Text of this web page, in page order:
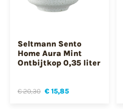
Seltmann Sento
Home Aura Mint
Ontbijtkop 0,35 liter
€ 20,30 € 15,85